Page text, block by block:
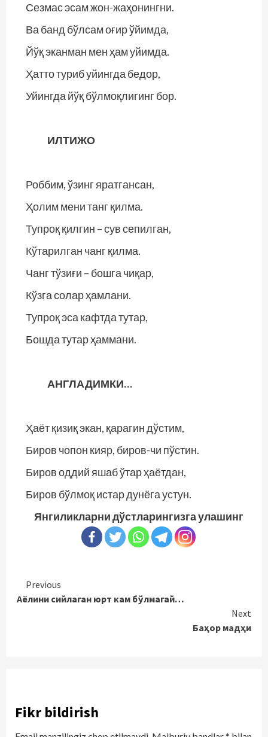
Сезмас эсам жон-жаҳонингни.
Ва банд бўлсам оғир ўйимда,
Йўқ эканман мен ҳам уйимда.
Ҳатто туриб уйингда бедор,
Уйингда йўқ бўлмоқлигинг бор.
ИЛТИЖО
Роббим, ўзинг яратгансан,
Ҳолим мени танг қилма.
Тупроқ қилгин – сув сепилган,
Кўтарилган чанг қилма.
Чанг тўзиғи – бошга чиқар,
Кўзга солар ҳамлани.
Тупроқ эса кафтда тутар,
Бошда тутар ҳаммани.
АНГЛАДИМКИ…
Ҳаёт қизиқ экан, қарагин дўстим,
Биров чопон кияр, биров-чи пўстин.
Биров оддий яшаб ўтар ҳаётдан,
Биров бўлмоқ истар дунёга устун.
Янгиликларни дўстларингизга улашинг
Continue
Reading
Previous
Аёлини сийлаган юрт кам бўлмагай…
Next
Баҳор мадҳи
Fikr bildirish